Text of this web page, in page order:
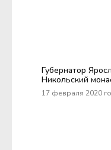
Губернатор
Никольский
17 февраля 2020